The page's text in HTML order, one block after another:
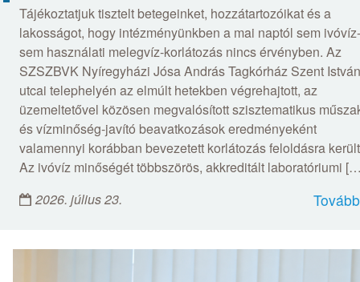
Tájékoztatjuk tisztelt betegeinket, hozzátartozóikat és a
lakosságot, hogy intézményünkben a mai naptól sem
sem használati melegvíz-korlátozás nincs érvényben. Az
SZSZBVK Nyíregyházi Jósa András Tagkórház Szent István
utcai telephelyén az elmúlt hetekben végrehajtott, az
üzemeltetővel közösen megvalósított szisztematikus
és vízminőség-javító beavatkozások eredményeként
valamennyi korábban bevezetett korlátozás feloldásra
Az ivóvíz minőségét többszörös, akkreditált laboratóriumi
2026. július 23.